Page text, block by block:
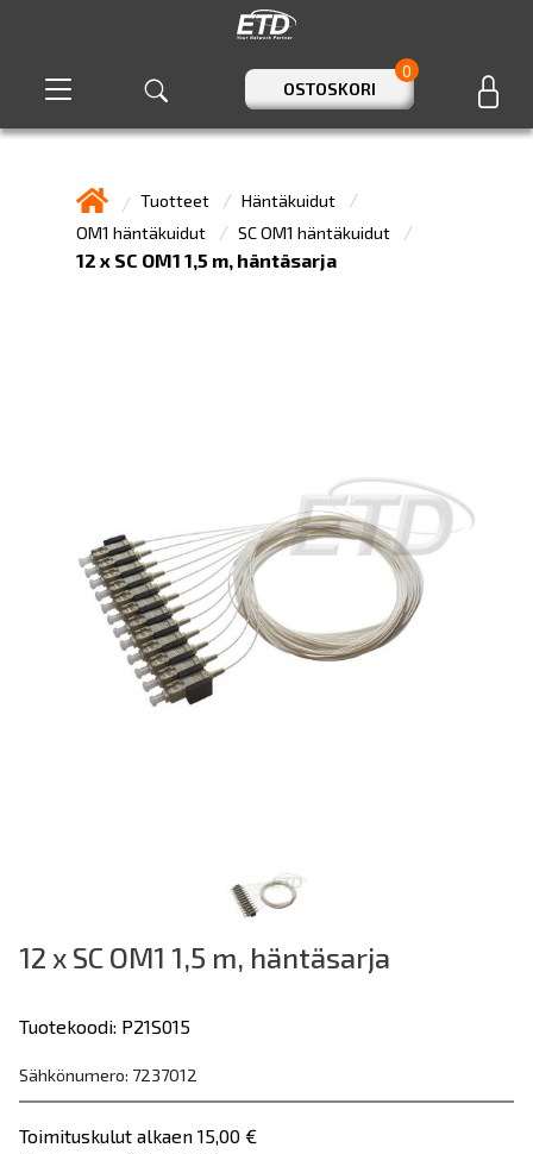
OSTOSKORI
0
Tuotteet
Häntäkuidut
OM1 häntäkuidut
SC OM1 häntäkuidut
12 x SC OM1 1,5 m, häntäsarja
12 x SC OM1 1,5 m, häntäsarja
Tuotekoodi: P21S015
Sähkönumero: 7237012
Toimituskulut alkaen 15,00 €